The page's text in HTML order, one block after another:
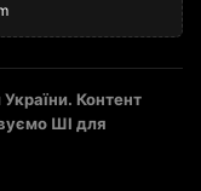
Контент
ШІ для